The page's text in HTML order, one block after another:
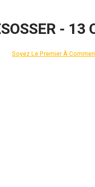
- 13
Soyez Le Premier À